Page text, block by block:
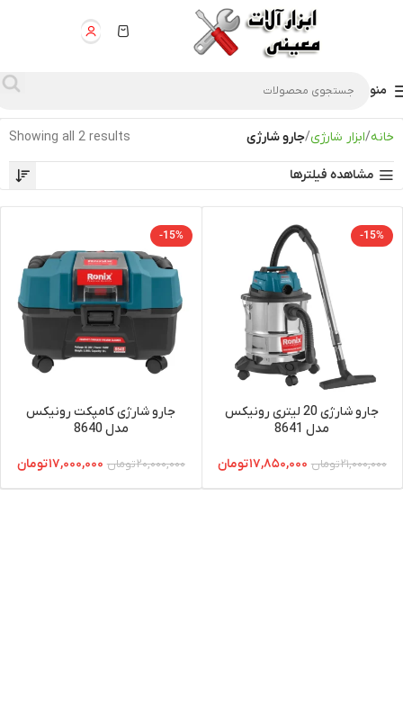
منو
خانه ابزار شارژی جارو شارژی Showing all 2 results
مشاهده فیلترها
-15%
جارو شارژی 20 لیتری رونیکس
مدل 8641
۲۱,۰۰۰,۰۰۰تومان ۱۷,۸۵۰,۰۰۰تومان
-15%
جارو شارژی کامپکت رونیکس
مدل 8640
۲۰,۰۰۰,۰۰۰تومان ۱۷,۰۰۰,۰۰۰تومان